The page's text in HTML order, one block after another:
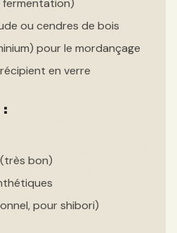
fermentation)
ou cendres de bois
pour le mordançage
en verre
:
(très bon)
pour shibori)